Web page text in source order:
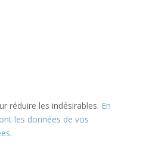
réduire les indésirables. En
les données de vos
.